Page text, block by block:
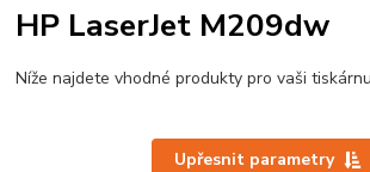
HP LaserJet M209dw
Níže najdete vhodné produkty pro vaši tiskárnu
Upřesnit parametry